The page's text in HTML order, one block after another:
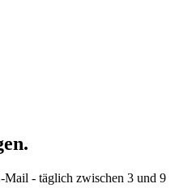
Mail - täglich zwischen 3 und 9